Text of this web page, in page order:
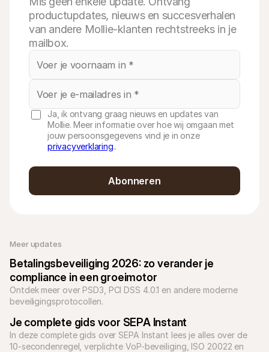
Meer updates
Betalingsbeveiliging 2026: zo verander je
compliance in een groeimotor
Ontdek meer over PSD3, PCI DSS 4.0.1 en andere moderne
beveiligingsprotocollen.
Je complete gids voor SEPA Instant
In deze complete gids over SEPA Instant lees je alles over de
10-secondenregel, verplichte VoP-beveiliging, ISO 20022 en
productupdates, nieuws en succesverhalen
van andere Mollie-klanten rechtstreeks in je
mailbox.
Ja, ik ontvang graag nieuws en updates van
Mollie. Meer informatie over hoe wij omgaan met
jouw persoonsgegevens vind je in onze
privacyverklaring..
Abonneren